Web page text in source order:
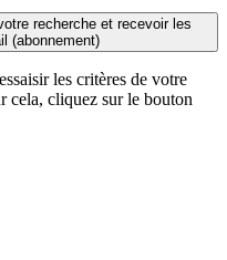
recherche et recevoir les
(abonnement)
les critères de votre
cela, cliquez sur le bouton